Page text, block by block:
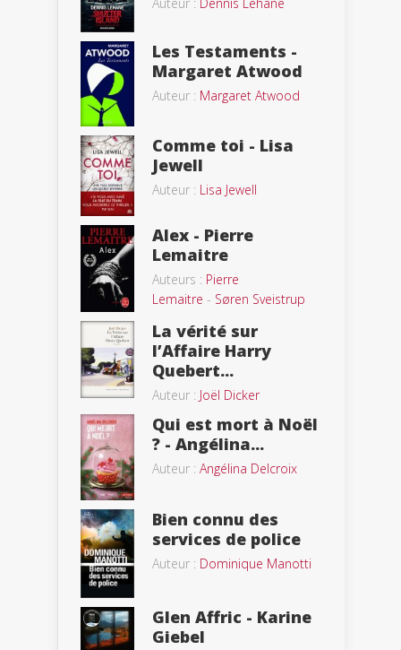
Les Testaments -
Margaret Atwood
Auteur : Margaret Atwood
Comme toi - Lisa
Jewell
Auteur : Lisa Jewell
Alex - Pierre
Lemaitre
Auteurs : Pierre
Lemaitre - Søren Sveistrup
La vérité sur
l’Affaire Harry
Quebert...
Auteur : Joël Dicker
Qui est mort à Noël
? - Angélina...
Auteur : Angélina Delcroix
Bien connu des
services de police
Auteur : Dominique Manotti
Glen Affric - Karine
Giebel